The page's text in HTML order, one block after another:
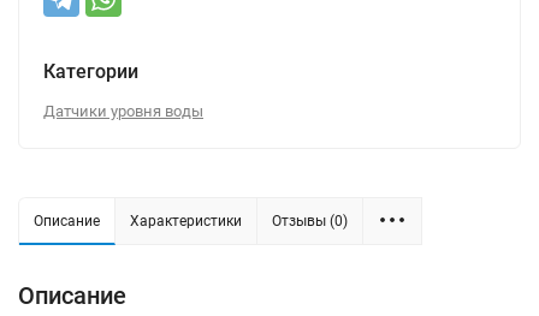
Категории
Датчики уровня воды
Описание Характеристики Отзывы (0)
Описание